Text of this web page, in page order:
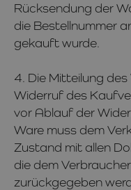
Rücksendung der
die Bestellnummer
gekauft wurde.
4. Die Mitteilung
Widerruf des
vor Ablauf der
Ware muss dem
Zustand mit allen
die dem
zurückgegeben